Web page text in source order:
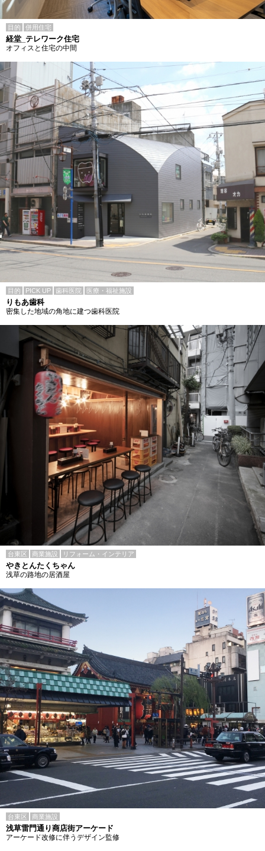
目的 併用住宅
経堂_テレワーク住宅
オフィスと住宅の中間
目的 PICK UP 歯科医院 医療・福祉施設
りもあ歯科
密集した地域の角地に建つ歯科医院
台東区 商業施設 リフォーム・インテリア
やきとんたくちゃん
浅草の路地の居酒屋
台東区 商業施設
浅草雷門通り商店街アーケード
アーケード改修に伴うデザイン監修